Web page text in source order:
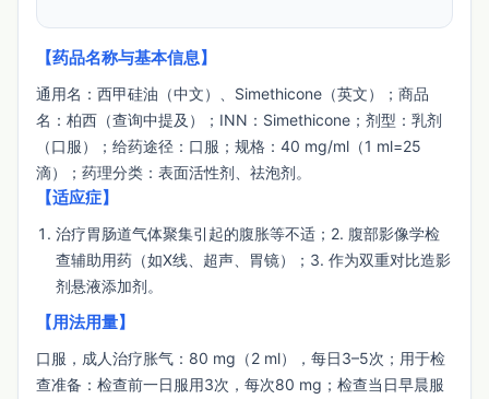
【药品名称与基本信息】
通用名：西甲硅油（中文）、Simethicone（英文）；商品
名：柏西（查询中提及）；INN：Simethicone；剂型：乳剂
（口服）；给药途径：口服；规格：40 mg/ml（1 ml=25
滴）；药理分类：表面活性剂、祛泡剂。
【适应症】
治疗胃肠道气体聚集引起的腹胀等不适；2. 腹部影像学检
查辅助用药（如X线、超声、胃镜）；3. 作为双重对比造影
剂悬液添加剂。
【用法用量】
口服，成人治疗胀气：80 mg（2 ml），每日3–5次；用于检
查准备：检查前一日服用3次，每次80 mg；检查当日早晨服